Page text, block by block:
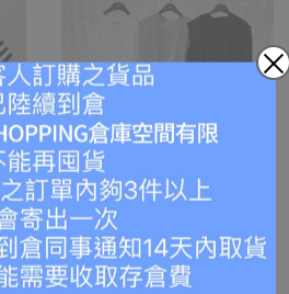
PO149 背心 25/7
HKD $258.00
HKD $198.00